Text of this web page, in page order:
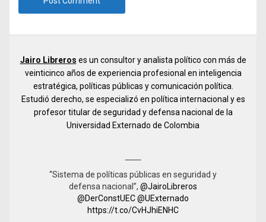
Jairo Libreros es un consultor y analista político con más de
veinticinco años de experiencia profesional en inteligencia
estratégica, políticas públicas y comunicación política.
Estudió derecho, se especializó en política internacional y es
profesor titular de seguridad y defensa nacional de la
Universidad Externado de Colombia
“Sistema de políticas públicas en seguridad y
defensa nacional”, @JairoLibreros
@DerConstUEC@UExternado
https://t.co/CvHJhiENHC